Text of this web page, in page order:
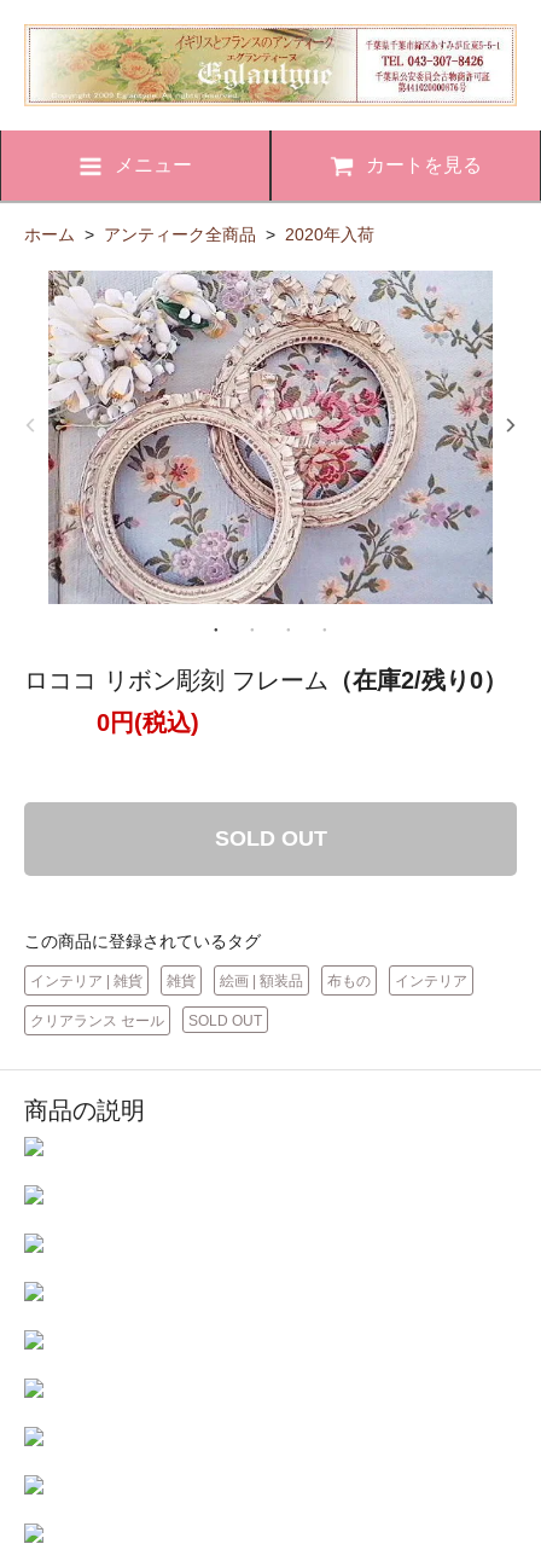
メニュー カートを見る
ホーム > アンティーク全商品 > 2020年入荷
ロココ リボン彫刻 フレーム （在庫2/残り0）
0円(税込)
SOLD OUT
この商品に登録されているタグ
インテリア | 雑貨 雑貨 絵画 | 額装品 布もの インテリア
クリアランス セール SOLD OUT
商品の説明